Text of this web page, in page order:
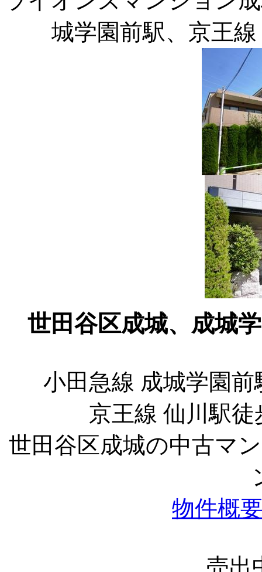
城学園前駅、京王
世田谷区成城、成城
小田急線 成城学園
京王線 仙川駅
世田谷区成城の中古マ
物件概
売出